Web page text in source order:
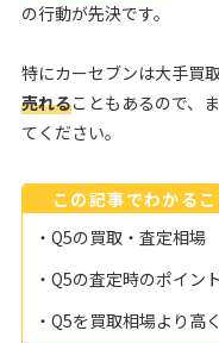
の行動が先決です。
特にカーセブンは大手買
売れることもあるので、
てください。
この記事でわかるこ
・Q5の買取・査定相場
・Q5の査定時のポイント
・Q5を買取相場より高